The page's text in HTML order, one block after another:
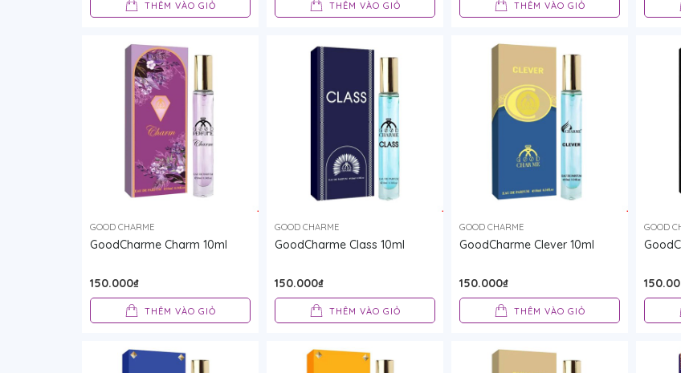
THÊM VÀO GIỎ THÊM VÀO GIỎ THÊM VÀO GIỎ
GOOD CHARME
GoodCharme Charm 10ml
150.000₫
THÊM VÀO GIỎ
GOOD CHARME
GoodCharme Class 10ml
150.000₫
THÊM VÀO GIỎ
GOOD CHARME
GoodCharme Clever 10ml
150.000₫
THÊM VÀO GIỎ
GOOD